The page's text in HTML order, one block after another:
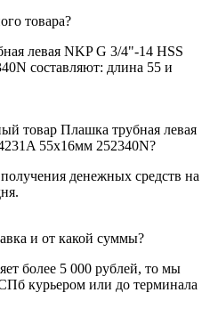
товара?
левая NKP G 3/4"-14 HSS
составляют: длина 55 и
товар Плашка трубная левая
55x16мм 252340N?
денежных средств на
и от какой суммы?
более 5 000 рублей, то мы
курьером или до терминала